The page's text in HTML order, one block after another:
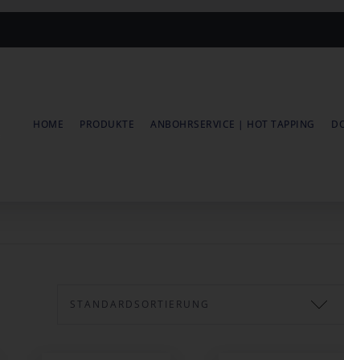
HOME PRODUKTE ANBOHRSERVICE | HOT TAPPING